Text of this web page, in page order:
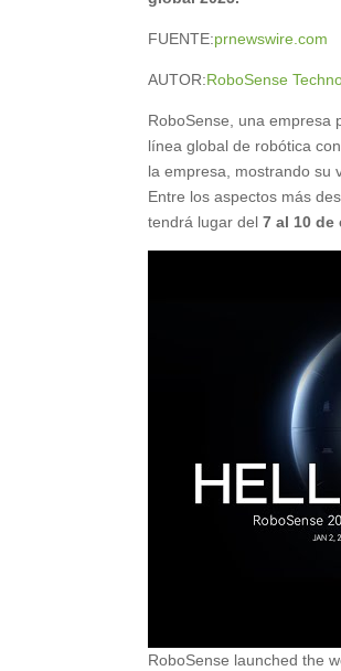
FUENTE:prnewswire.com
AUTOR:RoboSense
RoboSense, una empresa
línea global de robótica
la empresa, mostrando su
Entre los aspectos más
tendrá lugar del7 al 10 de
RoboSense launched the